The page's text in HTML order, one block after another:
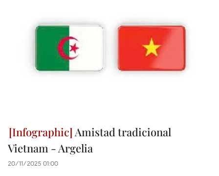
Amistad tradicional
Vietnam - Argelia
20/11/2025 01:00